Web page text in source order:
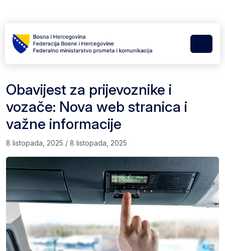
Menu
Obavijest za prijevoznike i
vozače: Nova web stranica i
važne informacije
8 listopada, 2025 / 8 listopada, 2025